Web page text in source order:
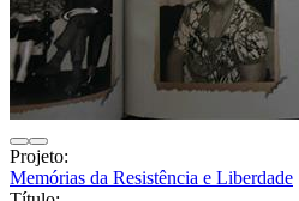
Projeto:
Memórias da Resistência e Liberdade